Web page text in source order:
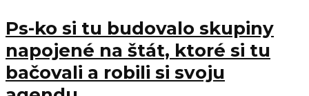
Ps-ko si tu budovalo skupiny
napojené na štát, ktoré si tu
bačovali a robili si svoju